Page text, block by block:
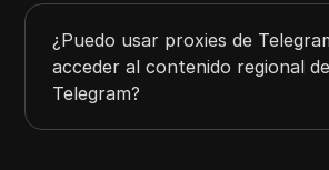
¿Puedo usar proxies de
acceder al contenido regional de
Telegram?